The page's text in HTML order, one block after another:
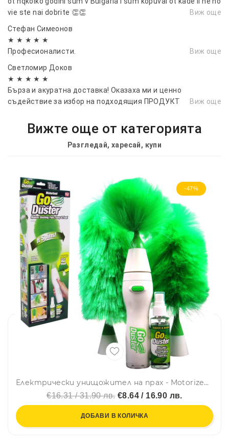
vie ste nai dobrite 👏👏
Виж още
Стефан Симеонов
★ ★ ★ ★ ★
Професионалисти.
Виж още
Светломир Доков
★ ★ ★ ★ ★
Бърза и акуратна доставка! Оказаха ми и ценно
съдействие за избор на подходящия ПРОДУКТ
Виж още
Вижте още от категорията
Разгледай, харесай, купи
-47%
Електрически унищожител на прах - Motorized Go Duster - събира праха за секунди
€16.31 / 31.90 лв.€8.64 / 16.90 лв.
ДОБАВИ В КОЛИЧКА